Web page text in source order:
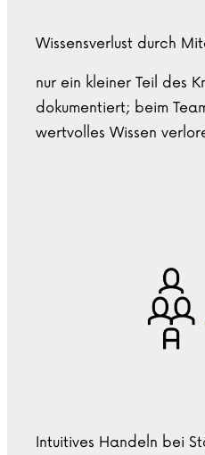
Wissensverlust durch
nur ein kleiner Teil des
dokumentiert; beim
wertvolles Wissen
Intuitives Handeln bei